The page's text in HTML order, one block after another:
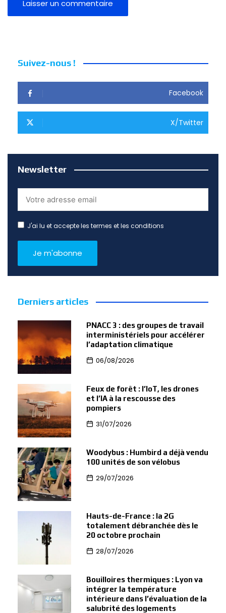
Suivez-nous !
Facebook
X/Twitter
Newsletter
J'ai lu et accepte les termes et les conditions
Derniers articles
PNACC 3 : des groupes de travail
interministériels pour accélérer
l’adaptation climatique
06/08/2026
Feux de forêt : l’IoT, les drones
et l’IA à la rescousse des
pompiers
31/07/2026
Woodybus : Humbird a déjà vendu
100 unités de son vélobus
29/07/2026
Hauts-de-France : la 2G
totalement débranchée dès le
20 octobre prochain
28/07/2026
Bouilloires thermiques : Lyon va
intégrer la température
intérieure dans l’évaluation de la
salubrité des logements